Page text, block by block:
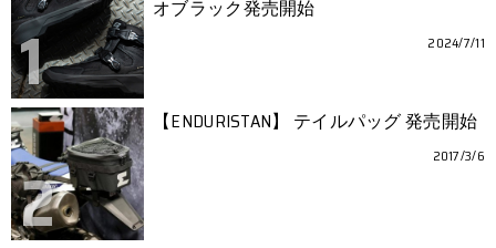
オブラック発売開始
2024/7/11
【ENDURISTAN】 テイルパッグ 発売開始
2017/3/6